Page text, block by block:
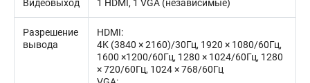
Видеовыход 1 HDMI, 1 VGA (независимые)
Разрешение
вывода
HDMI:
4K (3840 × 2160)/30Гц, 1920 × 1080/60Гц,
1600 ×1200/60Гц, 1280 × 1024/60Гц, 1280
× 720/60Гц, 1024 × 768/60Гц